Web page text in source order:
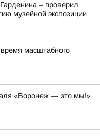
– проверил
музейной экспозиции
масштабного
«Воронеж — это мы!»